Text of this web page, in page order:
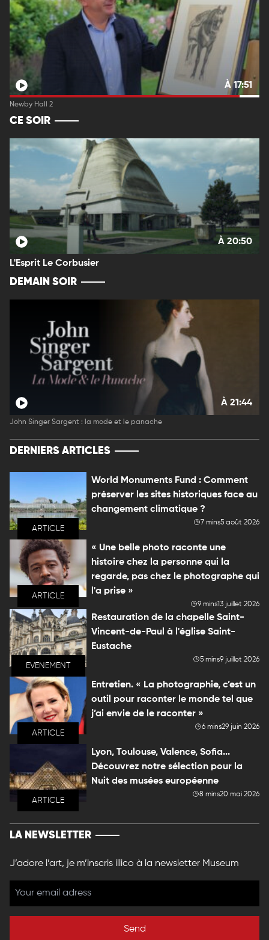
À 17:51
Newby Hall 2
CE SOIR
À 20:50
L'Esprit Le Corbusier
DEMAIN SOIR
À 21:44
John Singer Sargent : la mode et le panache
DERNIERS ARTICLES
ARTICLE
World Monuments Fund : Comment
préserver les sites historiques face au
changement climatique ?
7 mins5 août 2026
ARTICLE
« Une belle photo raconte une
histoire chez la personne qui la
regarde, pas chez le photographe qui
l'a prise »
9 mins13 juillet 2026
EVENEMENT
Restauration de la chapelle Saint-
Vincent-de-Paul à l'église Saint-
Eustache
5 mins9 juillet 2026
ARTICLE
Entretien. « La photographie, c’est un
outil pour raconter le monde tel que
j’ai envie de le raconter »
6 mins29 juin 2026
ARTICLE
Lyon, Toulouse, Valence, Sofia...
Découvrez notre sélection pour la
Nuit des musées européenne
8 mins20 mai 2026
LA NEWSLETTER
J’adore l’art, je m’inscris illico à la newsletter Museum
Send